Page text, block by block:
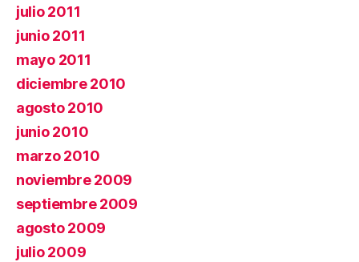
julio 2011
junio 2011
mayo 2011
diciembre 2010
agosto 2010
junio 2010
marzo 2010
noviembre 2009
septiembre 2009
agosto 2009
julio 2009